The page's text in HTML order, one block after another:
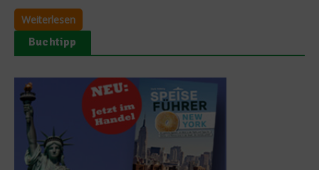
Weiterlesen
Buchtipp